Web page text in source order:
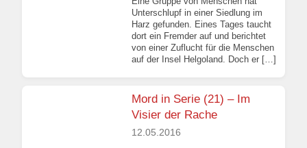
Unterschlupf in einer Siedlung im
Harz gefunden. Eines Tages taucht
dort ein Fremder auf und berichtet
von einer Zuflucht für die Menschen
auf der Insel Helgoland. Doch er […]
Mord in Serie (21) – Im
Visier der Rache
12.05.2016